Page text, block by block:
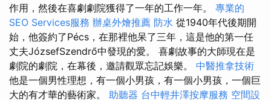
作用，然後在喜劇劇院獲得了一年的工作一年。 專業的
SEO Services服務 辦桌外燴推薦 防水 從1940年代後期開
始，他簽約了Pécs，在那裡他呆了三年，這是他的第一任
丈夫JózsefSzendrő中發現的愛。 喜劇故事的大師現在是
劇院的劇院，在幕後，邀請觀眾忘記娛樂。 中醫推拿技術
他是一個男性理想，有一個小男孩，有一個小男孩，一個巨
大的有才華的藝術家。 助聽器 台中輕井澤按摩服務 空間設